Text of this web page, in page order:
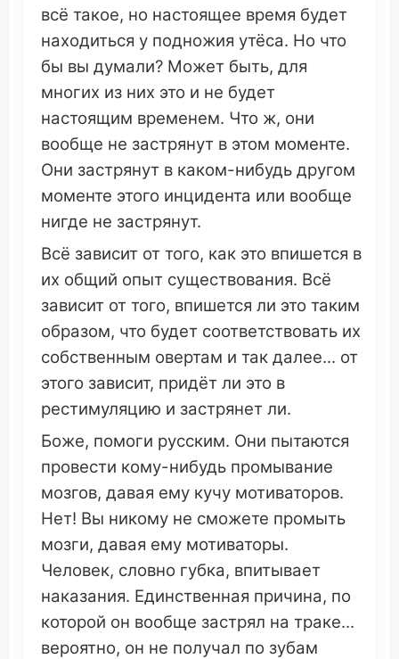
всё такое, но настоящее время будет
находиться у подножия утёса. Но что
бы вы думали? Может быть, для
многих из них это и не будет
настоящим временем. Что ж, они
вообще не застрянут в этом моменте.
Они застрянут в каком-нибудь другом
моменте этого инцидента или вообще
нигде не застрянут.
Всё зависит от того, как это впишется в
их общий опыт существования. Всё
зависит от того, впишется ли это таким
образом, что будет соответствовать их
собственным овертам и так далее... от
этого зависит, придёт ли это в
рестимуляцию и застрянет ли.
Боже, помоги русским. Они пытаются
провести кому-нибудь промывание
мозгов, давая ему кучу мотиваторов.
Нет! Вы никому не сможете промыть
мозги, давая ему мотиваторы.
Человек, словно губка, впитывает
наказания. Единственная причина, по
которой он вообще застрял на траке...
вероятно, он не получал по зубам